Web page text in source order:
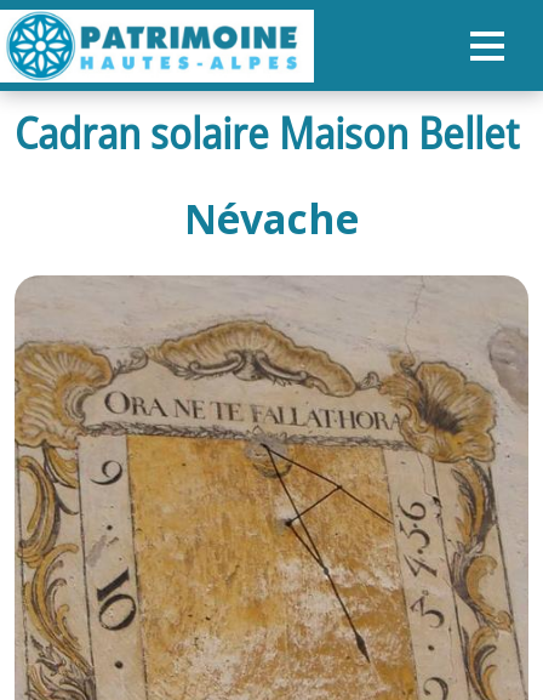
ACCUEIL
PATRIMOINE
RANDONNÉES
ORGANISER SON SÉJOUR
RECHERCHER
FR
GB
IT
Cadran solaire Maison Bellet
Névache